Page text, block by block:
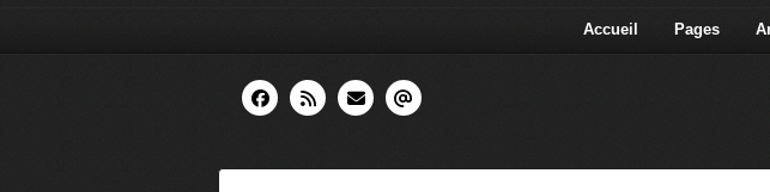
Accueil Pages